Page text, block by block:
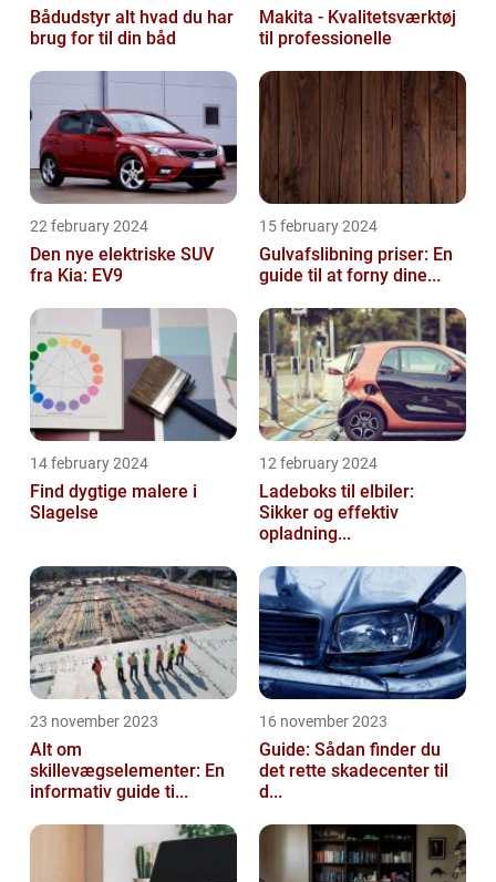
Bådudstyr alt hvad du har
brug for til din båd
Makita - Kvalitetsværktøj
til professionelle
22 february 2024
Den nye elektriske SUV
fra Kia: EV9
15 february 2024
Gulvafslibning priser: En
guide til at forny dine...
14 february 2024
Find dygtige malere i
Slagelse
12 february 2024
Ladeboks til elbiler:
Sikker og effektiv
opladning...
23 november 2023
Alt om
skillevægselementer: En
informativ guide ti...
16 november 2023
Guide: Sådan finder du
det rette skadecenter til
d...